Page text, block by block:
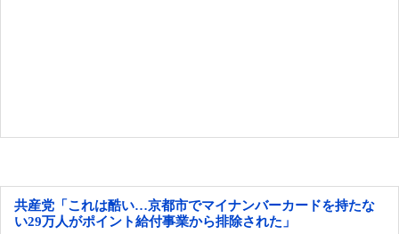
共産党「これは酷い…京都市でマイナンバーカードを持たな
い29万人がポイント給付事業から排除された」